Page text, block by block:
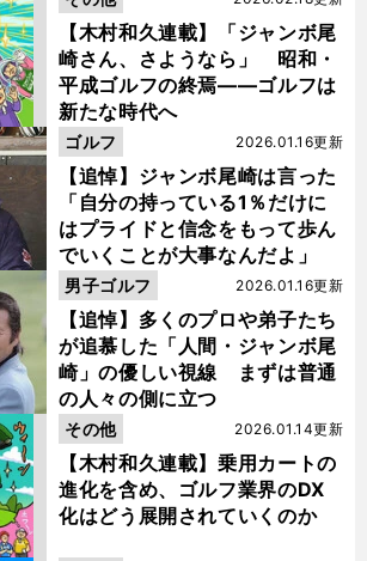
【木村和久連載】「ジャンボ尾
崎さん、さようなら」 昭和・
平成ゴルフの終焉――ゴルフは
新たな時代へ
【追悼】ジャンボ尾崎は言った
「自分の持っている1％だけに
はプライドと信念をもって歩ん
でいくことが大事なんだよ」
2026.01.16更新
ゴルフ
【追悼】多くのプロや弟子たち
が追慕した「人間・ジャンボ尾
崎」の優しい視線 まずは普通
の人々の側に立つ
2026.01.16更新
男子ゴルフ
【木村和久連載】乗用カートの
進化を含め、ゴルフ業界のDX
化はどう展開されていくのか
2026.01.14更新
その他